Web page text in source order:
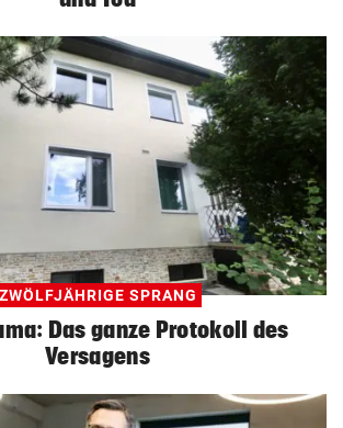
ZWÖLFJÄHRIGE SPRANG
Das ganze Protokoll des
Versagens